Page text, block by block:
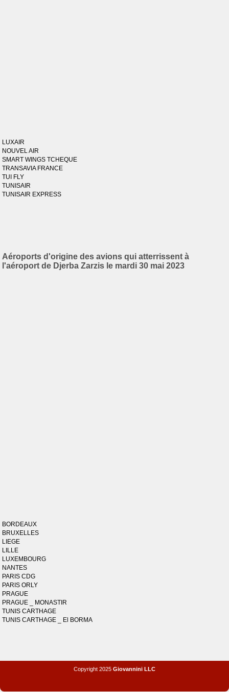
LUXAIR
NOUVEL AIR
SMART WINGS TCHEQUE
TRANSAVIA FRANCE
TUI FLY
TUNISAIR
TUNISAIR EXPRESS
Aéroports d'origine des avions qui atterrissent à
l'aéroport de Djerba Zarzis le mardi 30 mai 2023
BORDEAUX
BRUXELLES
LIEGE
LILLE
LUXEMBOURG
NANTES
PARIS CDG
PARIS ORLY
PRAGUE
PRAGUE _ MONASTIR
TUNIS CARTHAGE
TUNIS CARTHAGE _ El BORMA
Copyright 2025 Giovannini LLC